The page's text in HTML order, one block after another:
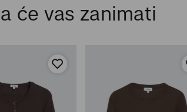
će vas zanimati